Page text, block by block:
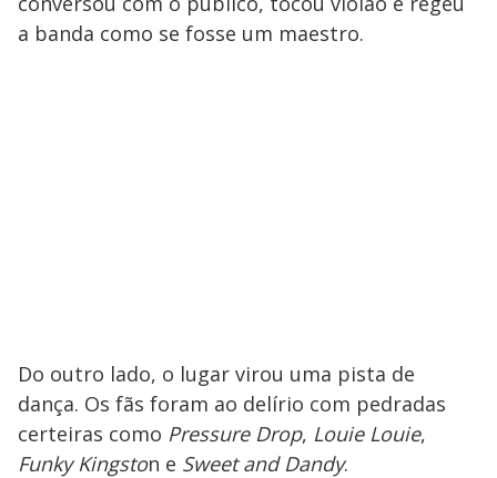
a banda como se fosse um maestro.
Do outro lado, o lugar virou uma pista de
dança. Os fãs foram ao delírio com pedradas
certeiras como Pressure Drop, Louie Louie,
Funky Kingston e Sweet and Dandy.